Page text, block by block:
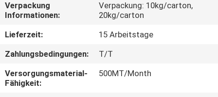
TRETEN
SIE
UNS
IN
Verpackung
Informationen:
Verpackung: 10kg/carton,
20kg/carton
Lieferzeit:
15 Arbeitstage
Zahlungsbedingungen:
T/T
Versorgungsmaterial-
Fähigkeit:
500MT/Month